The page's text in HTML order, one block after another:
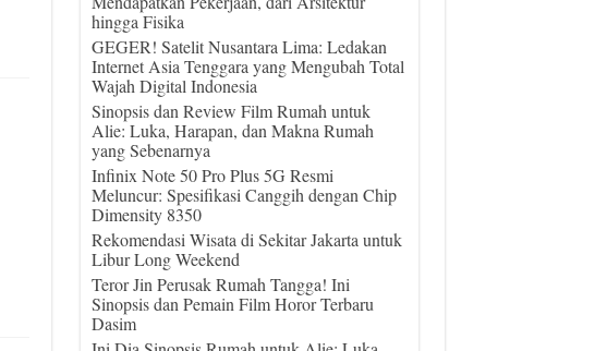
hingga Fisika
GEGER! Satelit Nusantara Lima: Ledakan
Internet Asia Tenggara yang Mengubah Total
Wajah Digital Indonesia
Sinopsis dan Review Film Rumah untuk
Alie: Luka, Harapan, dan Makna Rumah
yang Sebenarnya
Infinix Note 50 Pro Plus 5G Resmi
Meluncur: Spesifikasi Canggih dengan Chip
Dimensity 8350
Rekomendasi Wisata di Sekitar Jakarta untuk
Libur Long Weekend
Teror Jin Perusak Rumah Tangga! Ini
Sinopsis dan Pemain Film Horor Terbaru
Dasim